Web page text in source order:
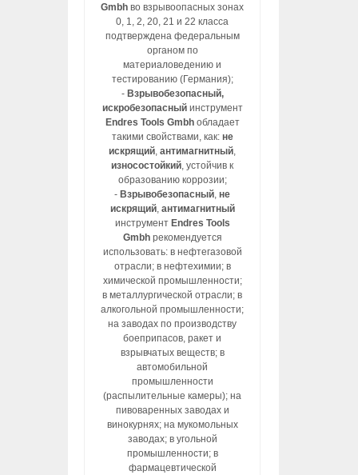
Gmbh во взрывоопасных зонах
0, 1, 2, 20, 21 и 22 класса
подтверждена федеральным
органом по
материаловедению и
тестированию (Германия);
- Взрывобезопасный,
искробезопасныйинструмент
Endres Tools Gmbhобладает
такими свойствами, как: не
искрящий,антимагнитный,
износостойкий, устойчив к
образованию коррозии;
- Взрывобезопасный,не
искрящий, антимагнитный
инструмент Endres Tools
Gmbhрекомендуется
использовать: в нефтегазовой
отрасли; в нефтехимии; в
химической промышленности;
в металлургической отрасли; в
алкогольной промышленности;
на заводах по производству
боеприпасов, ракет и
взрывчатых веществ; в
автомобильной
промышленности
(распылительные камеры); на
пивоваренных заводах и
винокурнях; на мукомольных
заводах; в угольной
промышленности; в
фармацевтической